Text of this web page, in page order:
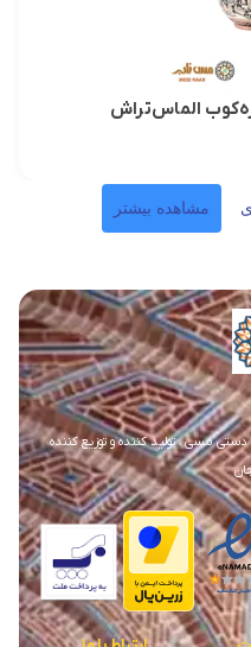
الماس‌تراش
مشاهده بیشتر
مسی ، تولید کننده و توزیع کننده